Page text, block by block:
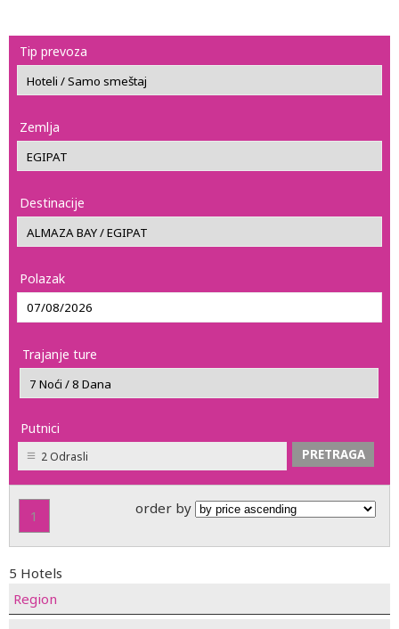
Tip prevoza
Zemlja
Destinacije
Polazak
Trajanje ture
Putnici
2 Odrasli
1 order by
5 Hotels
Region